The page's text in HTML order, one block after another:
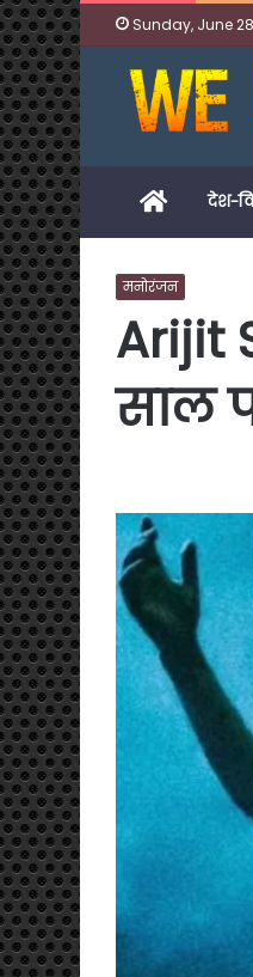
Sunday, June
Homeदेश-
मनोरंजन
Arijit
साल